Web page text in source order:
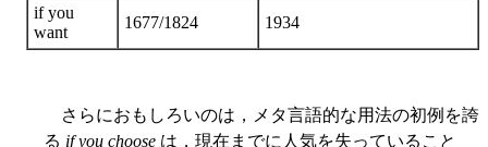
if you
want
1677/1824 1934
さらにおもしろいのは，メタ言語的な用法の初例を誇
る if you choose は，現在までに人気を失っていること